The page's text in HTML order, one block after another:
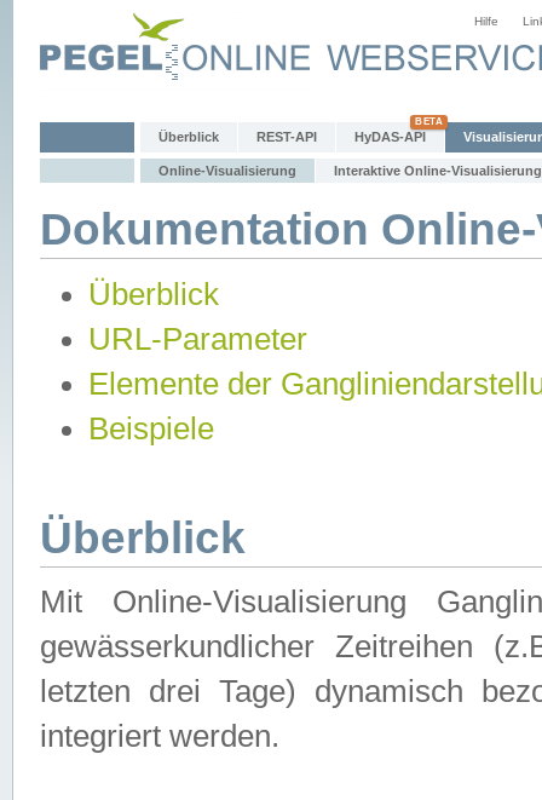
Hilfe
Überblick REST-API HyDAS-API
Online-Visualisierung Interaktive Online-Visualisierung
Dokumentation
Überblick
URL-Parameter
Elemente der
Beispiele
Überblick
Mit Online-Visualisierung
gewässerkundlicher Zeitreihen
letzten drei Tage) dynamisch
integriert werden.